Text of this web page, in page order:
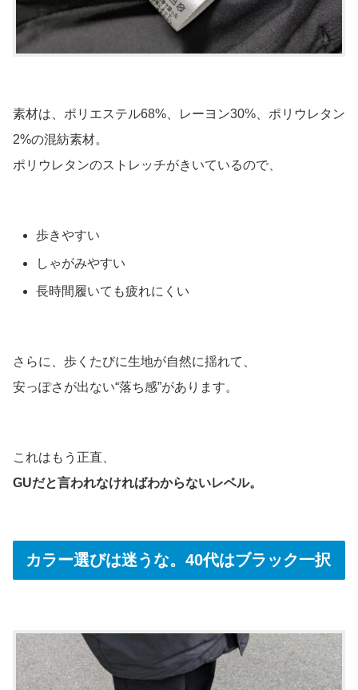
素材は、ポリエステル68%、レーヨン30%、ポリウレタン
2%の混紡素材。
ポリウレタンのストレッチがきいているので、
歩きやすい
しゃがみやすい
長時間履いても疲れにくい
さらに、歩くたびに生地が自然に揺れて、
安っぽさが出ない“落ち感”があります。
これはもう正直、
GUだと言われなければわからないレベル。
カラー選びは迷うな。40代はブラック一択